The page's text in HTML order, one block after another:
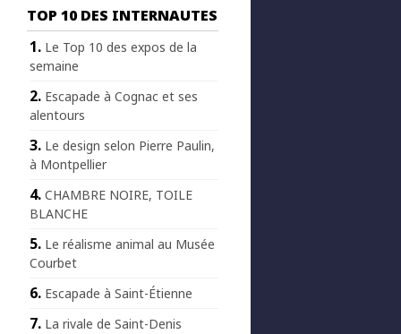
TOP 10 DES INTERNAUTES
Le Top 10 des expos de la
semaine
Escapade à Cognac et ses
alentours
Le design selon Pierre Paulin,
à Montpellier
CHAMBRE NOIRE, TOILE
BLANCHE
Le réalisme animal au Musée
Courbet
Escapade à Saint-Étienne
La rivale de Saint-Denis